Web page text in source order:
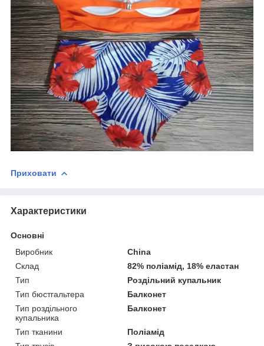
Приховати
Характеристики
Основні
Виробник
China
Склад
82% поліамід, 18% еластан
Тип
Роздільний купальник
Тип бюстгальтера
Балконет
Тип роздільного
купальника
Балконет
Тип тканини
Поліамід